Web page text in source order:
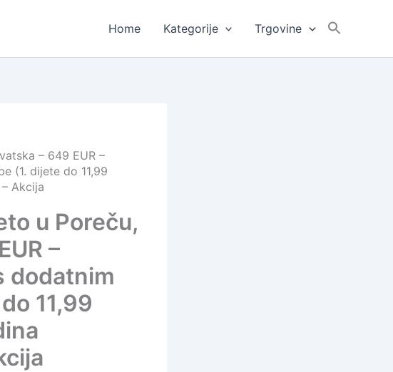
Home Kategorije Trgovine
– 649 EUR –
(1. dijete do 11,99
Akcija
u Poreču,
–
dodatnim
11,99